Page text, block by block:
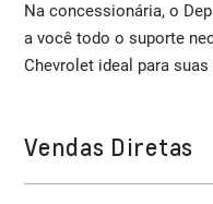
Na concessionária, o
a você todo o suporte
Chevrolet ideal para
Vendas Diretas